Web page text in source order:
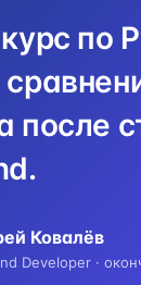
по
после
Ковалёв
Developer ·